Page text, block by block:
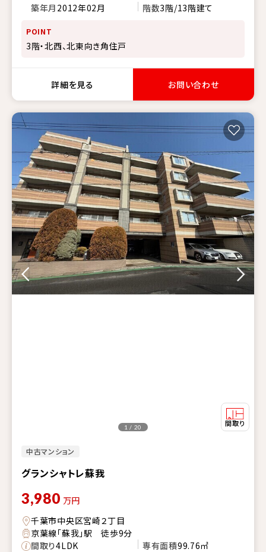
築年月 2012年02月 階数3階/13階建て
POINT
3階・北西、北東向き角住戸
詳細を見る お問い合わせ
中古マンション
グランシャトレ蘇我
1 / 20
3,980 万円
千葉市中央区宮崎２丁目
京葉線「蘇我」駅 徒歩9分
間取り4LDK 専有面積99.76㎡